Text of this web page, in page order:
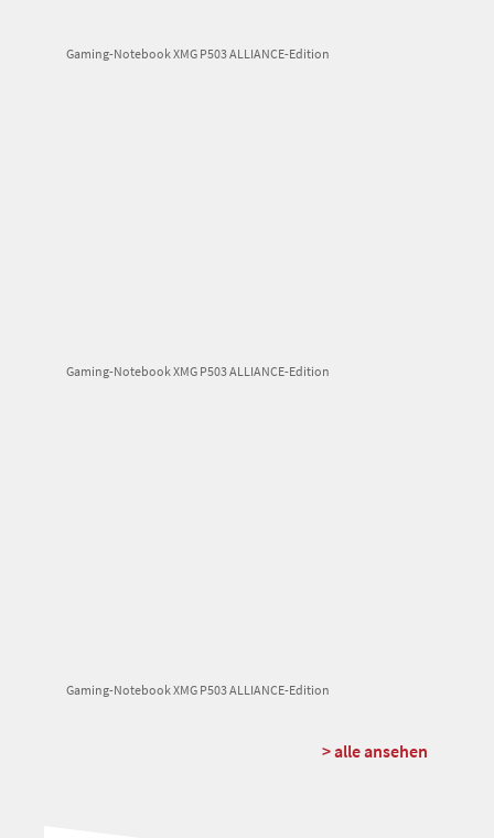
Gaming-Notebook XMG P503 ALLIANCE-Edition
Gaming-Notebook XMG P503 ALLIANCE-Edition
Gaming-Notebook XMG P503 ALLIANCE-Edition
> alle ansehen